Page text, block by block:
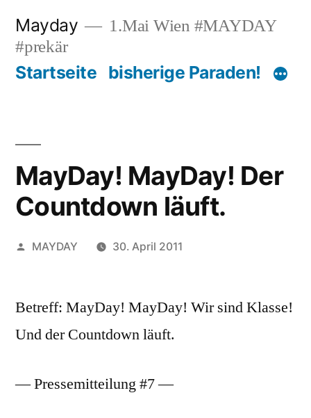
Inhalt
springen
Mayday
1.Mai Wien #MAYDAY
#prekär
Startseite bisherige Paraden!
MayDay! MayDay! Der
Countdown läuft.
Veröffentlicht
MAYDAY 30. April 2011
Betreff: MayDay! MayDay! Wir sind Klasse!
Und der Countdown läuft.
— Pressemitteilung #7 —